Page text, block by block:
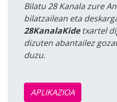
Bilatu 28 Kanala zure
bilatzailean eta
28KanalaKidetxartel
dizuten abantailez
duzu.
APLIKAZIOA